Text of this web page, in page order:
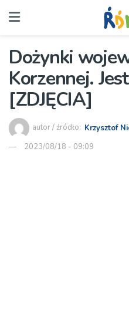
Dożynki
Korzennej.
[ZDJĘCIA]
autor / źródło: Krzysztof
2023/08/18 - 09:09